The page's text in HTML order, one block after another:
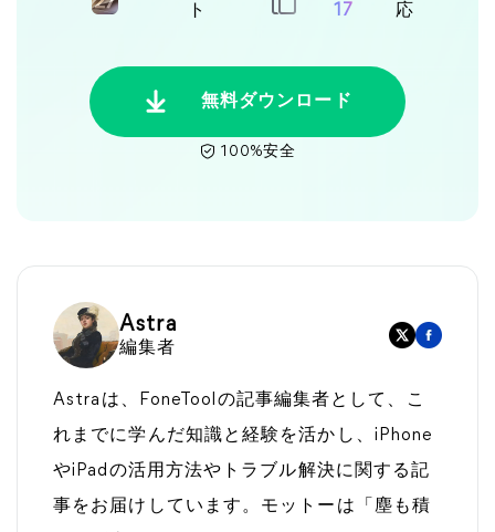
ト
17
応
無料ダウンロード
100%安全
Astra
編集者
Astraは、FoneToolの記事編集者として、こ
れまでに学んだ知識と経験を活かし、iPhone
やiPadの活用方法やトラブル解決に関する記
事をお届けしています。モットーは「塵も積